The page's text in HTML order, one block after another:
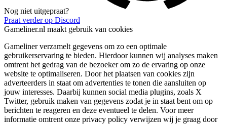
Nog niet uitgepraat?
Praat verder op Discord
Gameliner.nl maakt gebruik van cookies
Gameliner verzamelt gegevens om zo een optimale
gebruikerservaring te bieden. Hierdoor kunnen wij analyses maken
omtrent het gedrag van de bezoeker om zo de ervaring op onze
website te optimaliseren. Door het plaatsen van cookies zijn
adverteerders in staat om advertenties te tonen die aansluiten op
jouw interesses. Daarbij kunnen social media plugins, zoals X
Twitter, gebruik maken van gegevens zodat je in staat bent om op
berichten te reageren en deze eventueel te delen. Voor meer
informatie omtrent onze privacy policy verwijzen wij je graag door